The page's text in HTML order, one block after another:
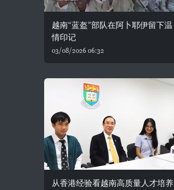
越南“蓝盔”部队在阿卜耶伊留下温
情印记
03/08/2026 06:32
从香港经验看越南高质量人才培养